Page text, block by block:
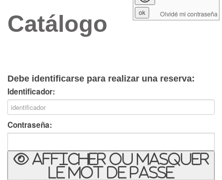
Catálogo
Debe identificarse para realizar una reserva:
Identificador:
Contraseña:
Afficher ou masquer
le mot de passe
Olvidé mi contraseña